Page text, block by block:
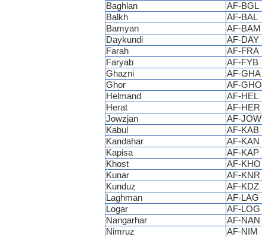
Baghlan
AF-BGL
Balkh
AF-BAL
Bamyan
AF-BAM
Daykundi
AF-DAY
Farah
AF-FRA
Faryab
AF-FYB
Ghazni
AF-GHA
Ghor
AF-GHO
Helmand
AF-HEL
Herat
AF-HER
Jowzjan
AF-JOW
Kabul
AF-KAB
Kandahar
AF-KAN
Kapisa
AF-KAP
Khost
AF-KHO
Kunar
AF-KNR
Kunduz
AF-KDZ
Laghman
AF-LAG
Logar
AF-LOG
Nangarhar
AF-NAN
Nimruz
AF-NIM